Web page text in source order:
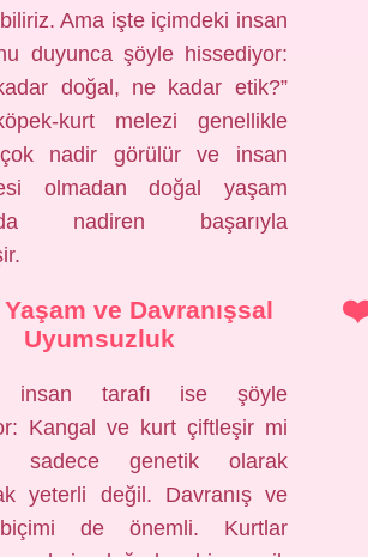
Ama işte içimdeki insan
duyunca şöyle hissediyor:
doğal, ne kadar etik?”
kurt melezi genellikle
nadir görülür ve insan
olmadan doğal yaşam
nadiren başarıyla
ve Davranışsal
Uyumsuzluk
insan tarafı ise şöyle
Kangal ve kurt çiftleşir mi
sadece genetik olarak
yeterli değil. Davranış ve
de önemli. Kurtlar